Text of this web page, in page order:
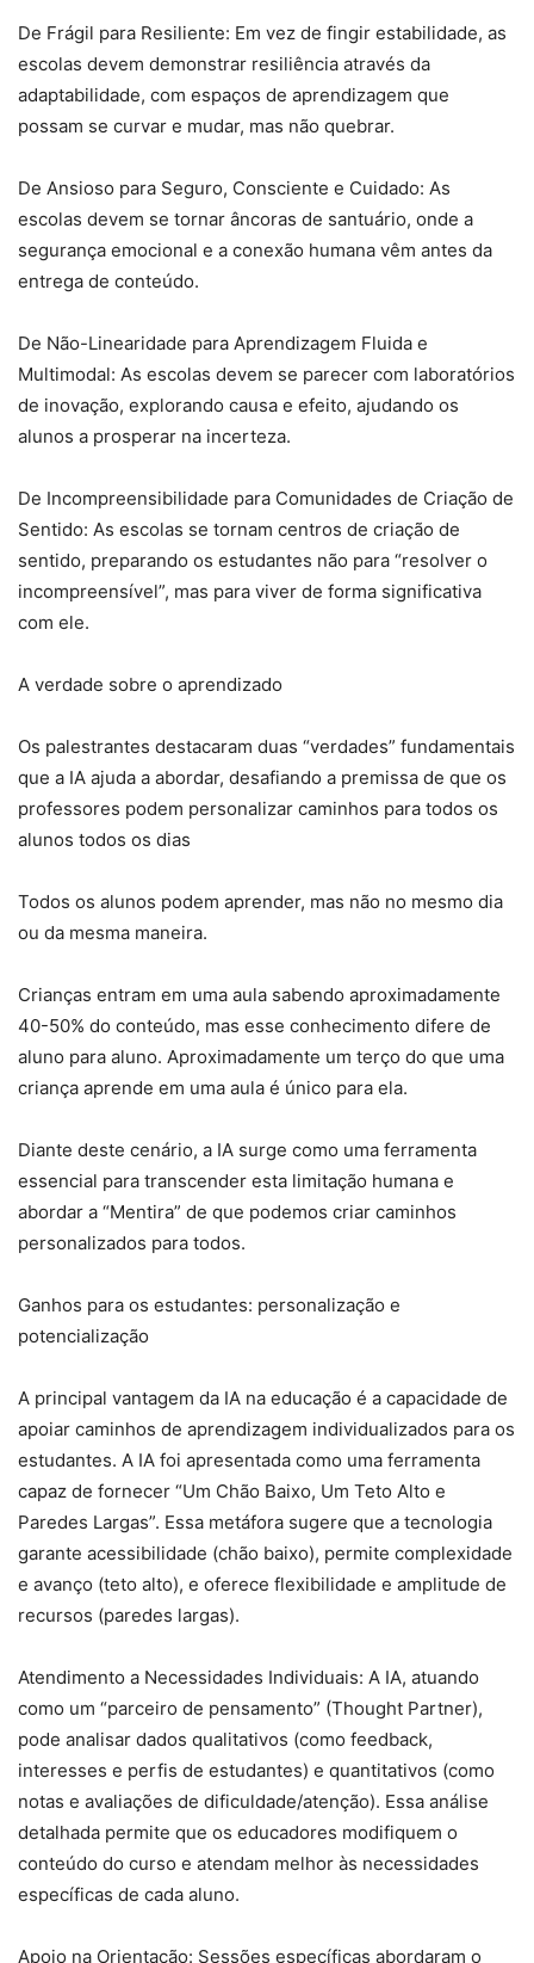
De Frágil para Resiliente: Em vez de fingir estabilidade, as
escolas devem demonstrar resiliência através da
adaptabilidade, com espaços de aprendizagem que
possam se curvar e mudar, mas não quebrar.
De Ansioso para Seguro, Consciente e Cuidado: As
escolas devem se tornar âncoras de santuário, onde a
segurança emocional e a conexão humana vêm antes da
entrega de conteúdo.
De Não-Linearidade para Aprendizagem Fluida e
Multimodal: As escolas devem se parecer com laboratórios
de inovação, explorando causa e efeito, ajudando os
alunos a prosperar na incerteza.
De Incompreensibilidade para Comunidades de Criação de
Sentido: As escolas se tornam centros de criação de
sentido, preparando os estudantes não para “resolver o
incompreensível”, mas para viver de forma significativa
com ele.
A verdade sobre o aprendizado
Os palestrantes destacaram duas “verdades” fundamentais
que a IA ajuda a abordar, desafiando a premissa de que os
professores podem personalizar caminhos para todos os
alunos todos os dias
Todos os alunos podem aprender, mas não no mesmo dia
ou da mesma maneira.
Crianças entram em uma aula sabendo aproximadamente
40-50% do conteúdo, mas esse conhecimento difere de
aluno para aluno. Aproximadamente um terço do que uma
criança aprende em uma aula é único para ela.
Diante deste cenário, a IA surge como uma ferramenta
essencial para transcender esta limitação humana e
abordar a “Mentira” de que podemos criar caminhos
personalizados para todos.
Ganhos para os estudantes: personalização e
potencialização
A principal vantagem da IA na educação é a capacidade de
apoiar caminhos de aprendizagem individualizados para os
estudantes. A IA foi apresentada como uma ferramenta
capaz de fornecer “Um Chão Baixo, Um Teto Alto e
Paredes Largas”. Essa metáfora sugere que a tecnologia
garante acessibilidade (chão baixo), permite complexidade
e avanço (teto alto), e oferece flexibilidade e amplitude de
recursos (paredes largas).
Atendimento a Necessidades Individuais: A IA, atuando
como um “parceiro de pensamento” (Thought Partner),
pode analisar dados qualitativos (como feedback,
interesses e perfis de estudantes) e quantitativos (como
notas e avaliações de dificuldade/atenção). Essa análise
detalhada permite que os educadores modifiquem o
conteúdo do curso e atendam melhor às necessidades
específicas de cada aluno.
Apoio na Orientação: Sessões específicas abordaram o